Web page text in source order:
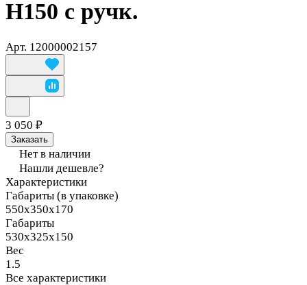
Н150 с ручк.
Арт. 12000002157
3 050 ₽
Заказать
Нет в наличии
Нашли дешевле?
Характеристики
Габариты (в упаковке)
550х350х170
Габариты
530х325х150
Вес
1.5
Все характеристики